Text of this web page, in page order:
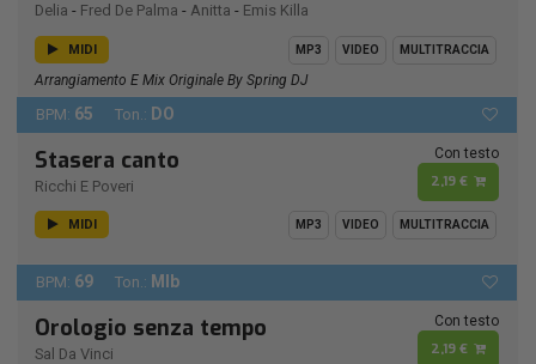
Delia - Fred De Palma - Anitta - Emis Killa
MIDI MP3 VIDEO MULTITRACCIA
Arrangiamento E Mix Originale By Spring DJ
BPM: 65 Ton.: DO
Stasera canto
Ricchi E Poveri
Con testo
2,19 €
MIDI MP3 VIDEO MULTITRACCIA
BPM: 69 Ton.: MIb
Orologio senza tempo
Sal Da Vinci
Con testo
2,19 €